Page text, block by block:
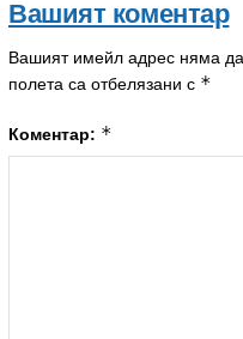
Вашият коментар
Вашият имейл адрес няма да
полета са отбелязани с *
Коментар: *